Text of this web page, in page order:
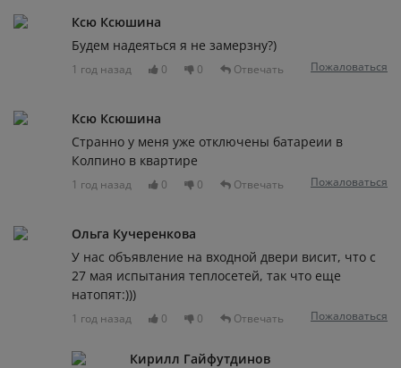
Ксю Ксюшина
Будем надеяться я не замерзну?)
1 год назад 0 0 Отвечать Пожаловаться
Ксю Ксюшина
Странно у меня уже отключены батареии в
Колпино в квартире
1 год назад 0 0 Отвечать Пожаловаться
Ольга Кучеренкова
У нас объявление на входной двери висит, что с
27 мая испытания теплосетей, так что еще
натопят:)))
1 год назад 0 0 Отвечать Пожаловаться
Кирилл Гайфутдинов